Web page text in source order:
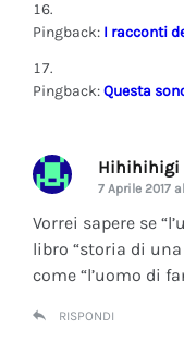
Pingback: I racconti
Pingback:Questa
Hihihihigi
7 Aprile 2017
Vorrei sapere se
libro “storia di
come “l’uomo di
RISPONDI